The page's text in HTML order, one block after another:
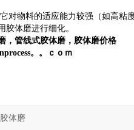
对物料的适应能力较强（如高
体磨进行细化。
，管线式胶体磨，胶体磨价格
。。ｃｏｍ